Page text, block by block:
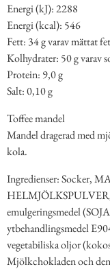
Energi (kJ): 2288
Energi (kcal): 546
Fett: 34 g varav mättat
Kolhydrater: 50 g varav
Protein: 9,0 g
Salt: 0,10 g
Toffee mandel
Mandel dragerad med
kola.
Ingredienser: Socker,
emulgeringsmedel
ytbehandlingsmedel
vegetabiliska oljor
Mjölkchokladen och